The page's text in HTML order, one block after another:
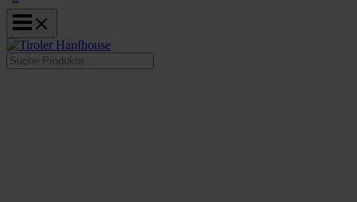
Suchen